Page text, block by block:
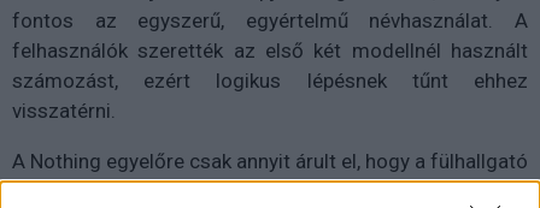
fontos az egyszerű, egyértelmű névhasználat. A
felhasználók szerették az első két modellnél használt
számozást, ezért logikus lépésnek tűnt ehhez
visszatérni.
A Nothing egyelőre csak annyit árult el, hogy a fülhallgató